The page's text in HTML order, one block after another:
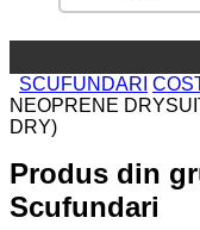
SCUFUNDARI
NEOPRENE
DRY)
Produs din
Scufundari